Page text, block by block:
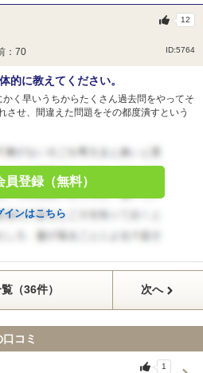
：70
ID:5764
12
的に教えてください。
く早いうちからたくさん過去問をやってそ
させ、間違えた問題をその都度潰すという
員登録（無料）
インはこちら
（36件） 次へ
コミ
1